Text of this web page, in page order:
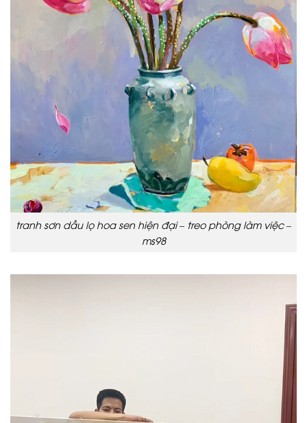
tranh sơn dầu lọ hoa sen hiện đại – treo phòng làm việc –
ms98